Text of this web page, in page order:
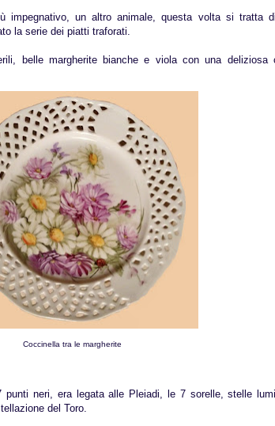
impegnativo, un altro animale, questa volta si tratta
la serie dei piatti traforati.
belle margherite bianche e viola con una deliziosa
Coccinella tra le margherite
punti neri, era legata alle Pleiadi, le 7 sorelle, stelle
del Toro.